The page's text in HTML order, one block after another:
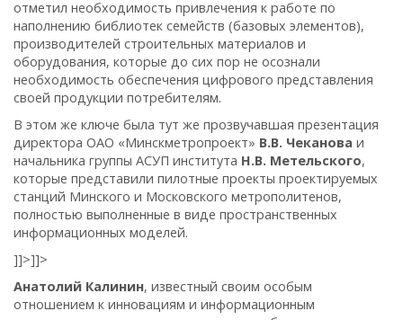
отметил необходимость привлечения к работе по
наполнению библиотек семейств (базовых элементов),
производителей строительных материалов и
оборудования, которые до сих пор не осознали
необходимость обеспечения цифрового представления
своей продукции потребителям.
В этом же ключе была тут же прозвучавшая презентация
директора ОАО «Минскметропроект» В.В. Чеканова и
начальника группы АСУП института Н.В. Метельского,
которые представили пилотные проекты проектируемых
станций Минского и Московского метрополитенов,
полностью выполненные в виде пространственных
информационных моделей.
]]>]]>
Анатолий Калинин, известный своим особым
отношением к инновациям и информационным